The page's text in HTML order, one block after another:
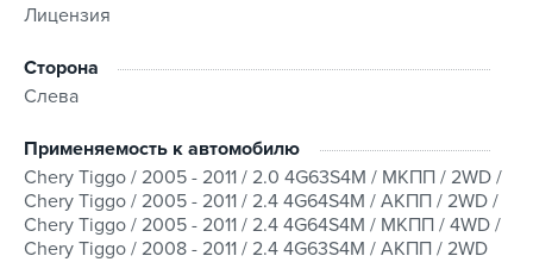
Лицензия
Сторона
Слева
Применяемость к автомобилю
Chery Tiggo / 2005 - 2011 / 2.0 4G63S4M / МКПП / 2WD /
Chery Tiggo / 2005 - 2011 / 2.4 4G64S4M / АКПП / 2WD /
Chery Tiggo / 2005 - 2011 / 2.4 4G64S4M / МКПП / 4WD /
Chery Tiggo / 2008 - 2011 / 2.4 4G63S4M / АКПП / 2WD